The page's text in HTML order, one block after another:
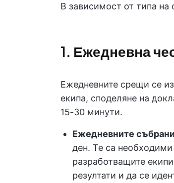
В зависимост от типа на
1. Ежедневна
Ежедневните срещи се
екипа, споделяне на
15-30 минути.
Ежедневните
ден. Те са
разработващите
резултати и да се